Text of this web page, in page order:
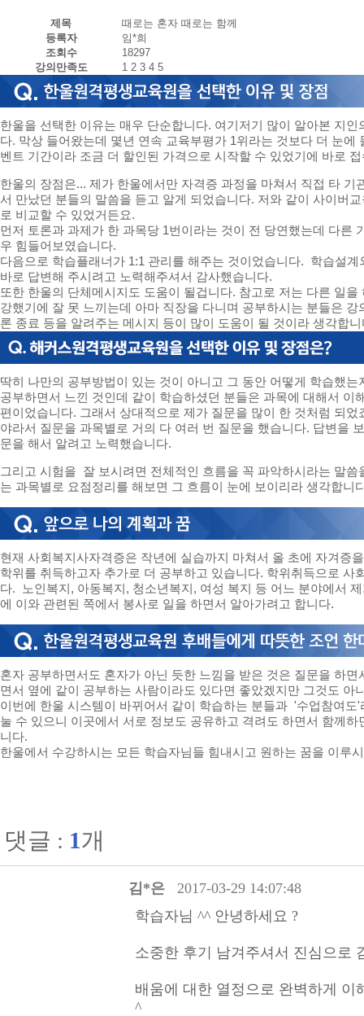
제목
때로는 혼자 때로는 함께
등록자
임*희
조회수
18297
강의만족도
1 2 3 4 5
한울을 선택한 이유는 매우 단순합니다. 여기저기 많이 알아본 지
다. 막상 들어왔는데 몇년 연속 교육부평가 1위라는 것보다 더 눈에
벤트 기간이라 조금 더 할인된 가격으로 시작할 수 있었기에 바로
한울의 장점은... 제가 한울에서만 자격증 과정을 마쳐서 직접 타 기
서 만났던 분들의 말씀을 듣고 알게 되었습니다. 저와 같이 사이버
로 비교할 수 있었거든요.
먼저 토론과 과제가 한 과목당 1번이라는 것이 전 당연했는데 다른
우 힘들어보였습니다.
다음으로 학습플래너가 1:1 관리를 해주는 것이었습니다. 학습설
바로 답변해 주시려고 노력해주셔서 감사했습니다.
또한 한울의 단체메시지도 도움이 될겁니다. 참고로 저는 다른 일
강했기에 잘 못 느끼는데 아마 직장을 다니며 공부하시는 분들은
론 종료 등을 알려주는 메시지 등이 많이 도움이 될 것이라 생각합니
딱히 나만의 공부방법이 있는 것이 아니고 그 동안 어떻게 학습했는
공부하면서 느낀 것인데 같이 학습하셨던 분들은 과목에 대해서 이
편이었습니다. 그래서 상대적으로 제가 질문을 많이 한 것처럼 되
야라서 질문을 과목별로 거의 다 여러 번 질문을 했습니다. 답변을
문을 해서 알려고 노력했습니다.
그리고 시험을 잘 보시려면 전체적인 흐름을 꼭 파악하시라는 말
는 과목별로 요점정리를 해보면 그 흐름이 눈에 보이리라 생각합니
현재 사회복지사자격증은 작년에 실습까지 마쳐서 올 초에 자겨증
학위를 취득하고자 추가로 더 공부하고 있습니다. 학위취득으로 사
다. 노인복지, 아동복지, 청소년복지, 여성 복지 등 어느 분야에서
에 이와 관련된 쪽에서 봉사로 일을 하면서 알아가려고 합니다.
혼자 공부하면서도 혼자가 아닌 듯한 느낌을 받은 것은 질문을 하
면서 옆에 같이 공부하는 사람이라도 있다면 좋았겠지만 그것도 아
이번에 한울 시스템이 바뀌어서 같이 학습하는 분들과 '수업참여도
눌 수 있으니 이곳에서 서로 정보도 공유하고 격려도 하면서 함께
니다.
한울에서 수강하시는 모든 학습자님들 힘내시고 원하는 꿈을 이루
댓글 : 1개
김*은
2017-03-29 14:07:48
학습자님 ^^ 안녕하세요 ?
소중한 후기 남겨주셔서 진심으로
배움에 대한 열정으로 완벽하게 이
^